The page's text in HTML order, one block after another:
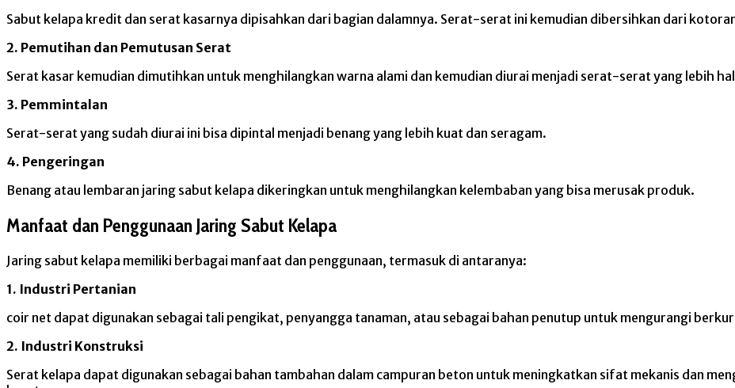
Sabut kelapa kredit dan serat kasarnya dipisahkan dari bagian dalamnya. Serat-serat ini kemudian dibersihkan dari
2. Pemutihan dan Pemutusan Serat
Serat kasar kemudian dimutihkan untuk menghilangkan warna alami dan kemudian diurai menjadi serat-serat yang lebih
3. Pemmintalan
Serat-serat yang sudah diurai ini bisa dipintal menjadi benang yang lebih kuat dan seragam.
4. Pengeringan
Benang atau lembaran jaring sabut kelapa dikeringkan untuk menghilangkan kelembaban yang bisa merusak produk.
Manfaat dan Penggunaan Jaring Sabut Kelapa
Jaring sabut kelapa memiliki berbagai manfaat dan penggunaan, termasuk di antaranya:
1. Industri Pertanian
coir net dapat digunakan sebagai tali pengikat, penyangga tanaman, atau sebagai bahan penutup untuk mengurangi
2. Industri Konstruksi
Serat kelapa dapat digunakan sebagai bahan tambahan dalam campuran beton untuk meningkatkan sifat mekanis dan